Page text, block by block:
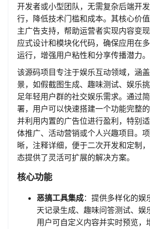
开发者或小型团队，无需复杂后端开
行，降低技术门槛和成本。其核心价
主广告支持，帮助运营者实现内容变
应式设计和模块化代码，确保应用在
运行，增强用户粘性和分享传播潜力。
该源码项目专注于娱乐互动领域，涵
景，如假截图生成、趣味测试、娱乐
足年轻用户群的社交娱乐需求。通过
署，用户可以快速搭建一个功能完整的
并利用内置的广告位进行盈利，特别
体推广、活动营销或个人兴趣项目。
晰，注释详细，便于二次开发和定制
态提供了灵活可扩展的解决方案。
核心功能
恶搞工具集成：提供多样化的娱
天记录生成、趣味问答测试、娱
用户可自定义内容并实时预览，